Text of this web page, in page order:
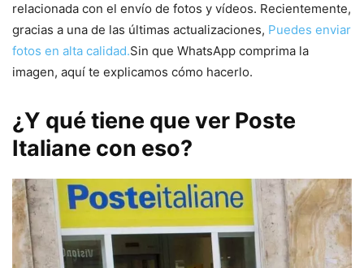
relacionada con el envío de fotos y vídeos. Recientemente,
gracias a una de las últimas actualizaciones, Puedes enviar
fotos en alta calidad.Sin que WhatsApp comprima la
imagen, aquí te explicamos cómo hacerlo.
¿Y qué tiene que ver Poste
Italiane con eso?